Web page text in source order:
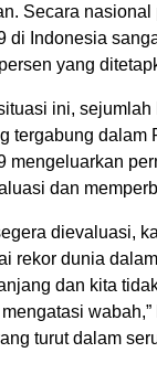
Secara
di Indonesia
yang
ini,
tergabung dalam
mengeluarkan
dan
dievaluasi,
rekor dunia
dan kita
turut dalam